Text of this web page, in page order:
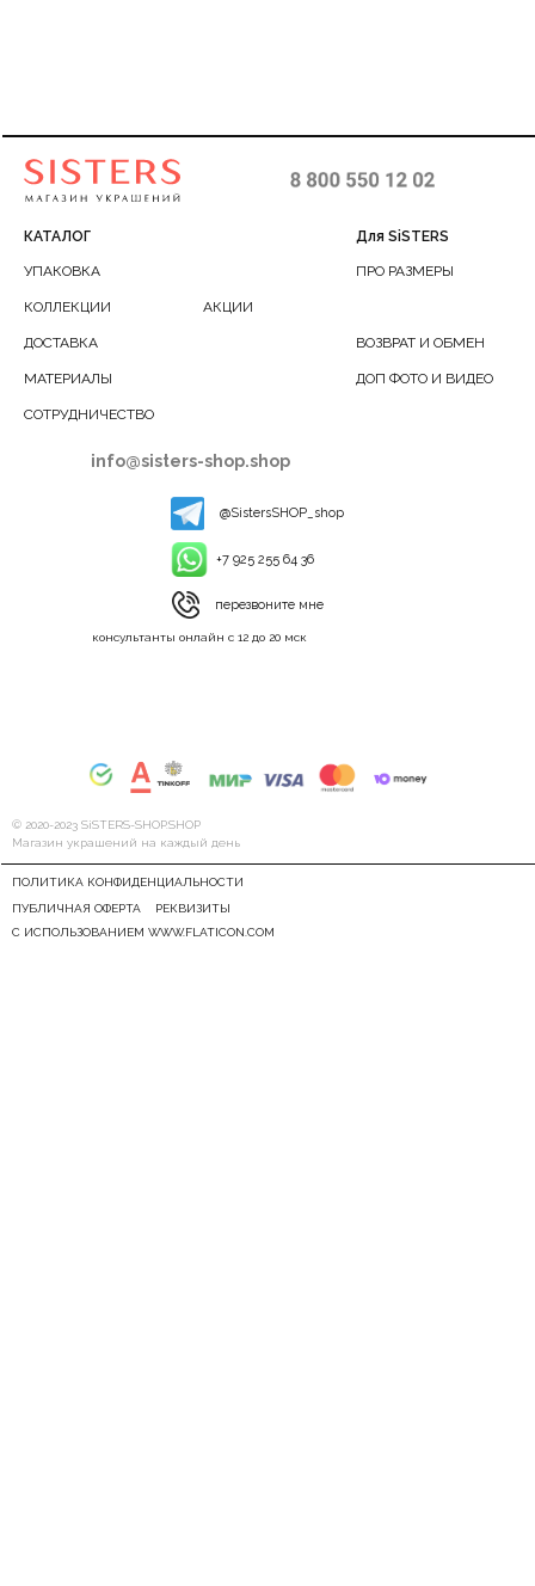
© 2020-2023 SiSTERS-SHOP.SHOP
Магазин украшений на каждый день
КАТАЛОГ Для SiSTERS
info@sisters-shop.shop
УПАКОВКА
ДОСТАВКА
КОЛЛЕКЦИИ
ПРО РАЗМЕРЫ
АКЦИИ
РЕКВИЗИТЫ
ПОЛИТИКА КОНФИДЕНЦИАЛЬНОСТИ
ПУБЛИЧНАЯ ОФЕРТА
ВОЗВРАТ И ОБМЕН
ДОП ФОТО И ВИДЕО
консультанты онлайн с 12 до 20 мск
@SistersSHOP_shop
+7 925 255 64 36
перезвоните мне
МАТЕРИАЛЫ
С ИСПОЛЬЗОВАНИЕМ WWW.FLATICON.COM
СОТРУДНИЧЕСТВО